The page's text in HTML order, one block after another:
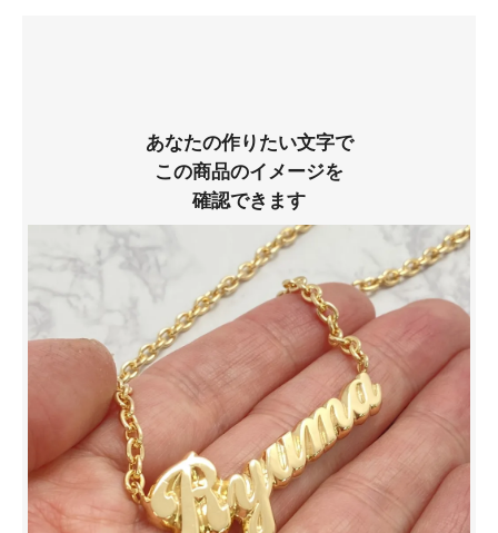
あなたの作りたい文字で
この商品のイメージを
確認できます